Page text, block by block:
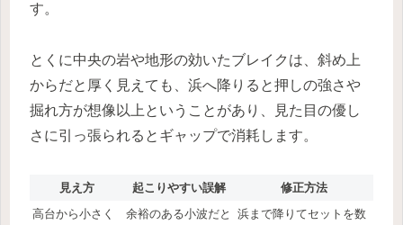
す。
とくに中央の岩や地形の効いたブレイクは、斜め上
からだと厚く見えても、浜へ降りると押しの強さや
掘れ方が想像以上ということがあり、見た目の優し
さに引っ張られるとギャップで消耗します。
見え方 起こりやすい誤解
修正方法
高台から小さく
余裕のある小波だと
浜まで降りてセットを数